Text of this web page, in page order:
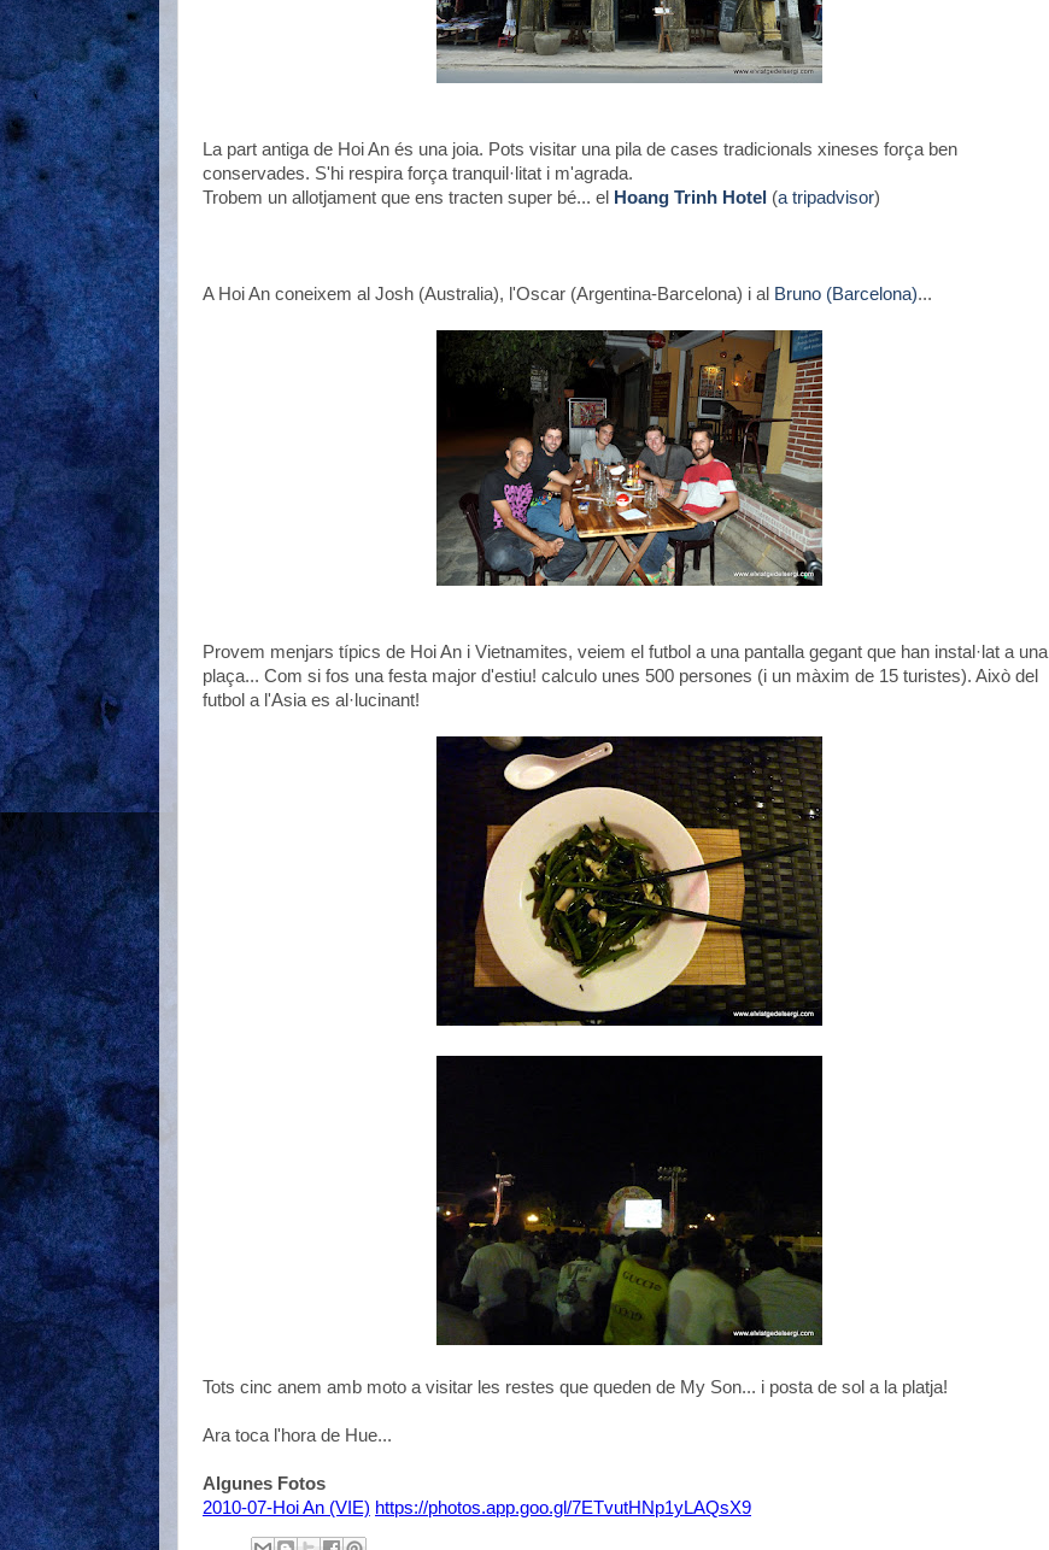
La part antiga de Hoi An és una joia. Pots visitar una pila de cases tradicionals xineses força ben
conservades. S'hi respira força tranquil·litat i m'agrada.
Trobem un allotjament que ens tracten super bé... el
Hoang Trinh Hotel (a tripadvisor)
A Hoi An coneixem al Josh (Australia), l'Oscar (Argentina-Barcelona) i al Bruno (Barcelona)...
Provem menjars típics de Hoi An i Vietnamites, veiem el futbol a una pantalla gegant que han instal·lat a una
plaça... Com si fos una festa major d'estiu! calculo unes 500 persones (i un màxim de 15 turistes). Això del
futbol a l'Asia es al·lucinant!
Tots cinc anem amb moto a visitar les restes que queden de My Son... i posta de sol a la platja!
Ara toca l'hora de Hue...
Algunes Fotos
2010-07-Hoi An (VIE) https://photos.app.goo.gl/7ETvutHNp1yLAQsX9